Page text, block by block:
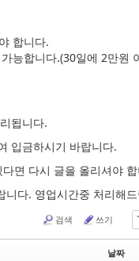
합니다.
능합니다.(30일에 2만원
됩니다.
입금하시기 바랍니다.
면 다시 글을 올리셔야
다. 영업시간중 처리해
검색 쓰기
날짜